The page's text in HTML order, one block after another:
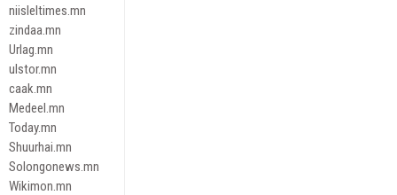
niisleltimes.mn
zindaa.mn
Urlag.mn
ulstor.mn
caak.mn
Medeel.mn
Today.mn
Shuurhai.mn
Solongonews.mn
Wikimon.mn